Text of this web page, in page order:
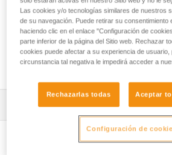
Revisión de anclajes en roca,
Descargar ficha técnica (PDF)
Technical Notice
Las cookies y/o tecnologías similares de nuestros
de su navegación. Puede retirar su consentimiento
haciendo clic en el enlace "Configuración de
parte inferior de la página del Sitio web. Rechazar
cookies puede afectar a su experiencia de usuario,
circunstancia tal negativa le impedirá acceder a
Rechazarlas todas Aceptar
Configuración de